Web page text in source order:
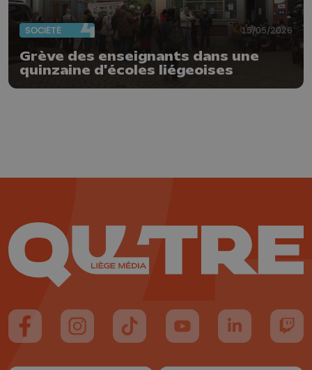
SOCIÉTÉ 15/05/2026
Grève des enseignants dans une
quinzaine d'écoles liégeoises
Suivez-nous sur FaceBook
Suivez-nous sur Instagram
Suivez-nous sur TikTok
Suivez-nous sur YouTube
Suivez-nous